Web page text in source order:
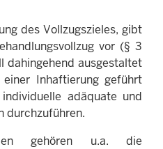
des Vollzugszieles, gibt
vor (§ 3
dahingehend ausgestaltet
Inhaftierung geführt
adäquate und
durchzuführen.
gehören u.a. die